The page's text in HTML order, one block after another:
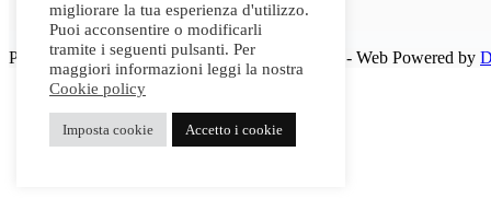
Fax:0172412414
P.IVA 03542250042 - Copyright 2025 G2Sport - Web Powered by
migliorare la tua esperienza d'utilizzo.
Puoi acconsentire o modificarli
tramite i seguenti pulsanti. Per
maggiori informazioni leggi la nostra
Cookie policy
Imposta cookie Accetto i cookie